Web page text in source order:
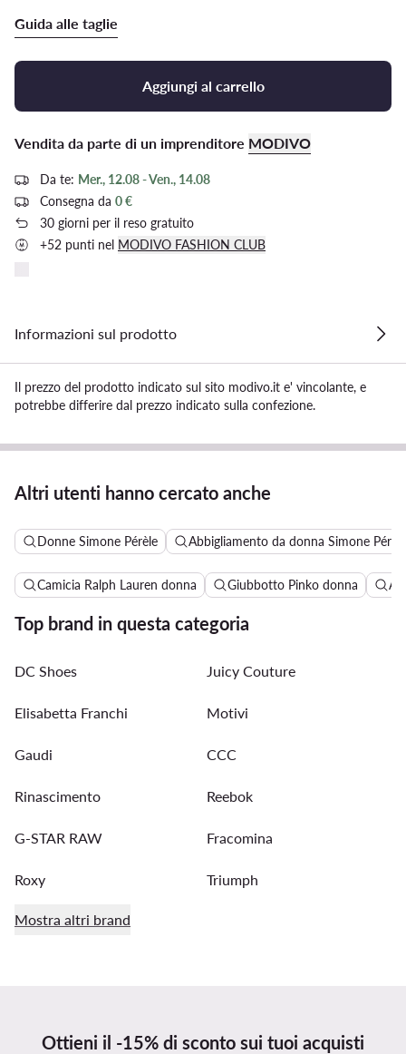
Guida alle taglie
Aggiungi al carrello
Vendita da parte di un imprenditore MODIVO
Da te: Mer., 12.08 - Ven., 14.08
Consegna da 0 €
30 giorni per il reso gratuito
+52 punti nel MODIVO FASHION CLUB
Informazioni sul prodotto
Il prezzo del prodotto indicato sul sito modivo.it e' vincolante, e
potrebbe differire dal prezzo indicato sulla confezione.
Altri utenti hanno cercato anche
Donne Simone Pérèle Abbigliamento da donna Simone Pérèle
Camicia Ralph Lauren donna Giubbotto Pinko donna
Top brand in questa categoria
DC Shoes Juicy Couture
Elisabetta Franchi Motivi
Gaudi CCC
Rinascimento Reebok
G-STAR RAW Fracomina
Roxy Triumph
Mostra altri brand
Ottieni il -15% di sconto sui tuoi acquisti